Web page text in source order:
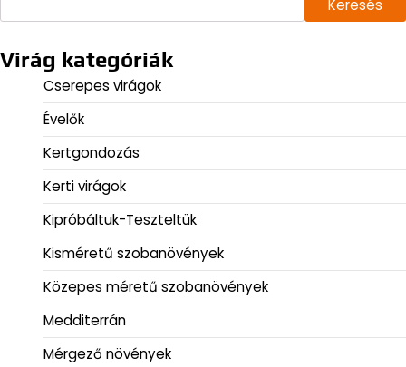
Keresés
Virág kategóriák
Cserepes virágok
Évelők
Kertgondozás
Kerti virágok
Kipróbáltuk-Teszteltük
Kisméretű szobanövények
Közepes méretű szobanövények
Medditerrán
Mérgező növények